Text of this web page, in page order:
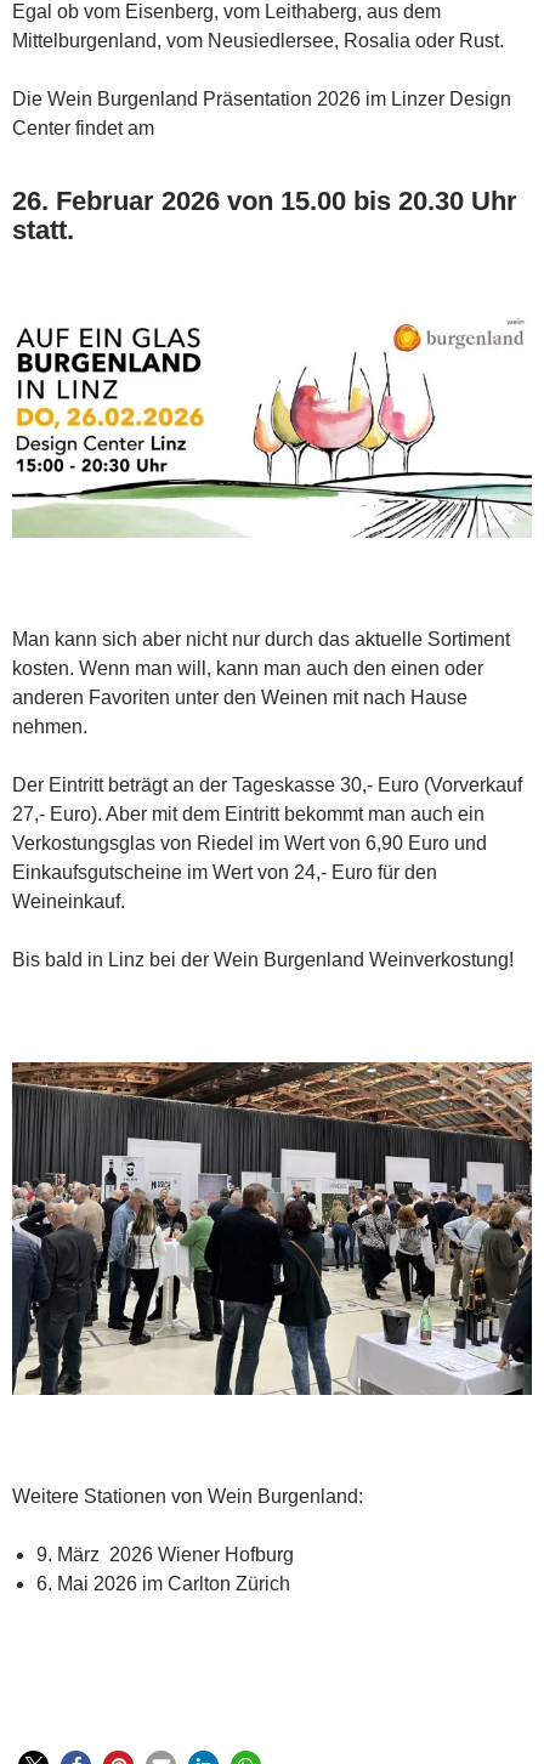
Egal ob vom Eisenberg, vom Leithaberg, aus dem
Mittelburgenland, vom Neusiedlersee, Rosalia oder Rust.
Die Wein Burgenland Präsentation 2026 im Linzer Design
Center findet am
26. Februar 2026 von 15.00 bis 20.30 Uhr
statt.
Man kann sich aber nicht nur durch das aktuelle Sortiment
kosten. Wenn man will, kann man auch den einen oder
anderen Favoriten unter den Weinen mit nach Hause
nehmen.
Der Eintritt beträgt an der Tageskasse 30,- Euro (Vorverkauf
27,- Euro). Aber mit dem Eintritt bekommt man auch ein
Verkostungsglas von Riedel im Wert von 6,90 Euro und
Einkaufsgutscheine im Wert von 24,- Euro für den
Weineinkauf.
Bis bald in Linz bei der Wein Burgenland Weinverkostung!
Weitere Stationen von Wein Burgenland:
9. März 2026 Wiener Hofburg
6. Mai 2026 im Carlton Zürich